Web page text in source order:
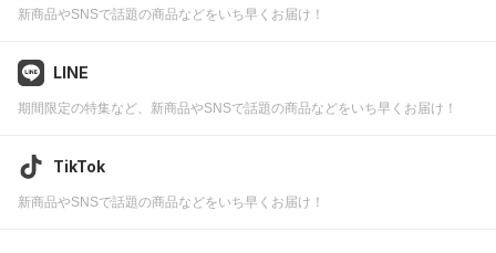
新商品やSNSで話題の商品などをいち早くお届け！
LINE
期間限定の特集など、新商品やSNSで話題の商品などをいち早くお届け！
TikTok
新商品やSNSで話題の商品などをいち早くお届け！